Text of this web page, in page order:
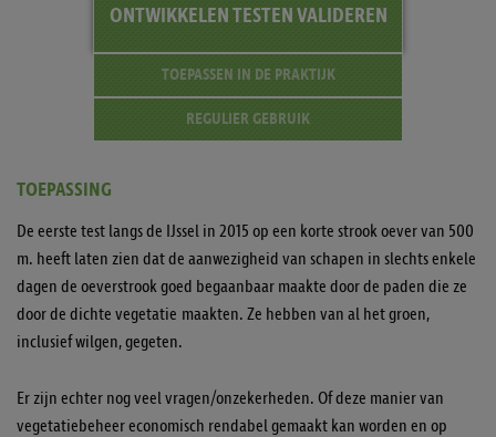
ONTWIKKELENTESTENVALIDEREN
TOEPASSEN IN DE PRAKTIJK
REGULIER GEBRUIK
TOEPASSING
De eerste test langs de IJssel in 2015 op een korte strook oever van 500
m. heeft laten zien dat de aanwezigheid van schapen in slechts enkele
dagen de oeverstrook goed begaanbaar maakte door de paden die ze
door de dichte vegetatie maakten. Ze hebben van al het groen,
inclusief wilgen, gegeten.
Er zijn echter nog veel vragen/onzekerheden. Of deze manier van
vegetatiebeheer economisch rendabel gemaakt kan worden en op